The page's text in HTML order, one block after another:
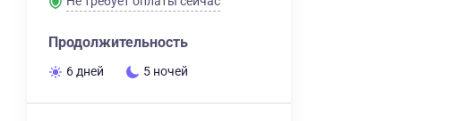
Продолжительность
6 дней 5 ночей